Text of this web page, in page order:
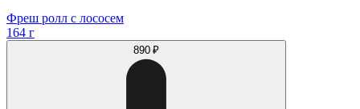
Фреш ролл с лососем
164 г
890 ₽